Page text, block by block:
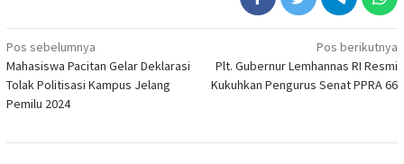
Navigasi
pos
Pos sebelumnya
Mahasiswa Pacitan Gelar Deklarasi
Tolak Politisasi Kampus Jelang
Pemilu 2024
Pos berikutnya
Plt. Gubernur Lemhannas RI Resmi
Kukuhkan Pengurus Senat PPRA 66